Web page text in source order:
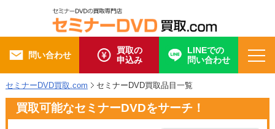
問い合わせ
買取の
申込み
LINEでの
問い合わせ
セミナーDVD買取.com セミナーDVD買取品目一覧
買取可能なセミナーDVDをサーチ！